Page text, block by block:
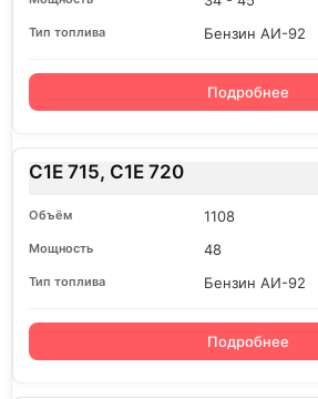
Бензин АИ-92
Подробнее
C1E 715, C1E 720
1108
48
Бензин АИ-92
Подробнее